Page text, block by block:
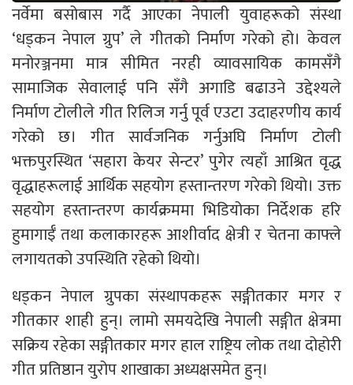
नर्वेमा बसोबास गर्दै आएका नेपाली युवाहरूको संस्था
‘धड्कन नेपाल ग्रुप’ ले गीतको निर्माण गरेको हो। केवल
मनोरञ्जनमा मात्र सीमित नरही व्यावसायिक कामसँगै
सामाजिक सेवालाई पनि सँगै अगाडि बढाउने उद्देश्यले
निर्माण टोलीले गीत रिलिज गर्नु पूर्व एउटा उदाहरणीय कार्य
गरेको छ। गीत सार्वजनिक गर्नुअघि निर्माण टोली
भक्तपुरस्थित ‘सहारा केयर सेन्टर’ पुगेर त्यहाँ आश्रित वृद्ध
वृद्धाहरूलाई आर्थिक सहयोग हस्तान्तरण गरेको थियो। उक्त
सहयोग हस्तान्तरण कार्यक्रममा भिडियोका निर्देशक हरि
हुमागाईँ तथा कलाकारहरू आशीर्वाद क्षेत्री र चेतना काफ्ले
लगायतको उपस्थिति रहेको थियो।
धड्कन नेपाल ग्रुपका संस्थापकहरू सङ्गीतकार मगर र
गीतकार शाही हुन्। लामो समयदेखि नेपाली सङ्गीत क्षेत्रमा
सक्रिय रहेका सङ्गीतकार मगर हाल राष्ट्रिय लोक तथा दोहोरी
गीत प्रतिष्ठान युरोप शाखाका अध्यक्षसमेत हुन्।